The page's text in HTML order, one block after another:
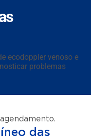
ecodoppler venoso e
problemas
das